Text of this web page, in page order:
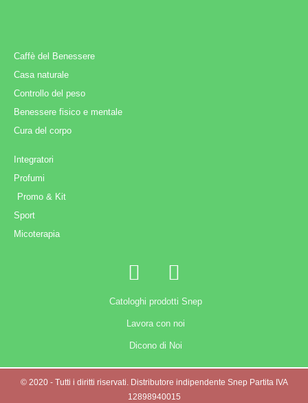
Caffè del Benessere
Casa naturale
Controllo del peso
Benessere fisico e mentale
Cura del corpo
Integratori
Profumi
Promo & Kit
Sport
Micoterapia
Catologhi prodotti Snep
Lavora con noi
Dicono di Noi
© 2020 - Tutti i diritti riservati. Distributore indipendente Snep Partita IVA
12898940015